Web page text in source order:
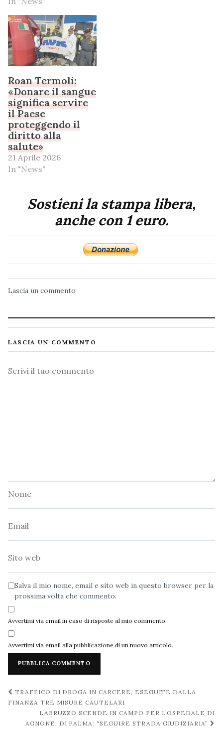
Roan Termoli:
«Donare il sangue
significa servire
il Paese
proteggendo il
diritto alla
salute»
21 Aprile 2026
In "News"
Sostieni la stampa libera,
anche con 1 euro.
Lascia un commento
LASCIA UN COMMENTO
Commento
Salva il mio nome, email e sito web in questo browser per la
prossima volta che commento.
Avvertimi via email in caso di risposte al mio commento.
Avvertimi via email alla pubblicazione di un nuovo articolo.
Navigazione
post
TRAFFICO DI DROGA IN CARCERE, ESEGUITE DALLA
FINANZA TRE MISURE CAUTELARI
L’ABRUZZO SCENDE IN CAMPO PER L’OSPEDALE DI
AGNONE, DI PALMA: “SEGUIRE STRADA GIUDIZIARIA”